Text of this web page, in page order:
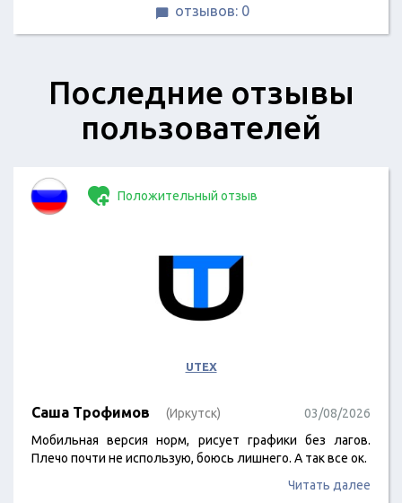
 отзывов: 0
Последние отзывы
пользователей
Положительный отзыв
UTEX
Саша Трофимов (Иркутск)
03/08/2026
Мобильная версия норм, рисует графики без лагов.
Плечо почти не использую, боюсь лишнего. А так все ок.
Читать далее